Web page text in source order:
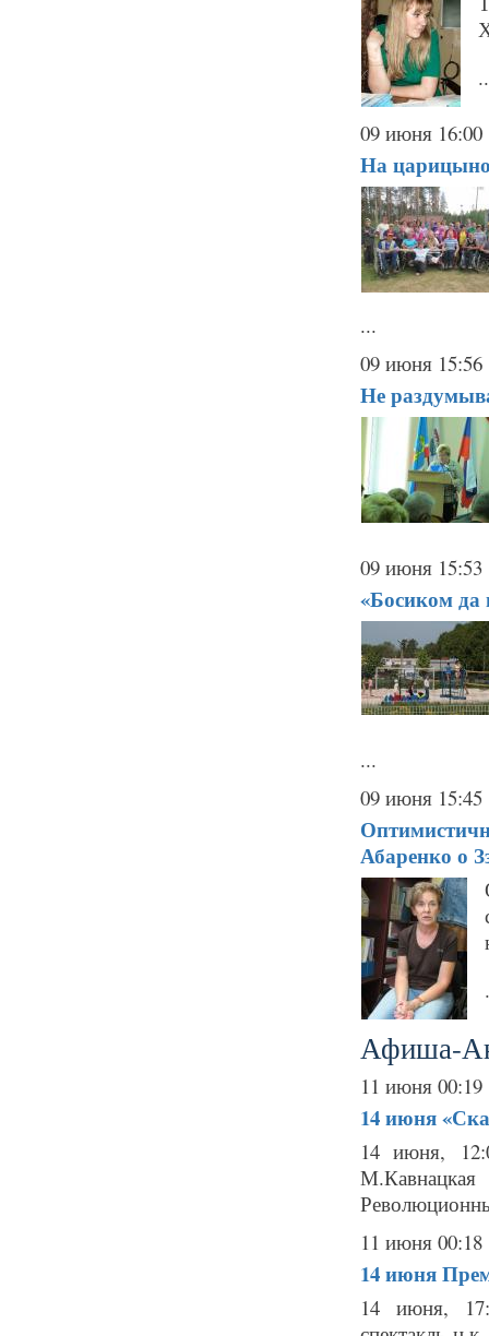
09 июня 16:00
На
...
09 июня 15:56
Не
09 июня 15:53
«Босиком да
...
09 июня 15:45
Абаренко о
Афиша-
11 июня 00:19
14 июня
14 июня,
11 июня 00:18
14 июня
14 июня,